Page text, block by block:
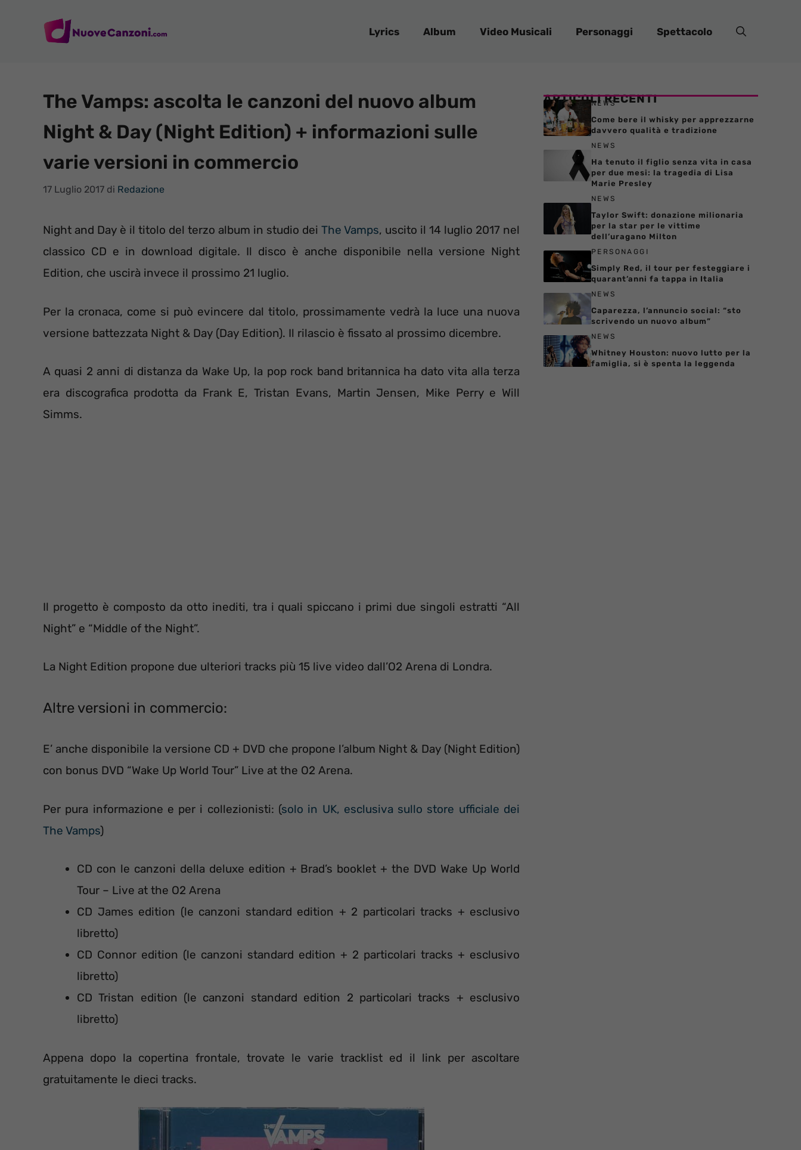
Lyrics Album Video Musicali Personaggi Spettacolo
The Vamps: ascolta le canzoni del nuovo album
Night & Day (Night Edition) + informazioni sulle
varie versioni in commercio
17 Luglio 2017 di Redazione
Night and Day è il titolo del terzo album in studio dei The Vamps, uscito il 14 luglio 2017 nel
classico CD e in download digitale. Il disco è anche disponibile nella versione Night
Edition, che uscirà invece il prossimo 21 luglio.
Per la cronaca, come si può evincere dal titolo, prossimamente vedrà la luce una nuova
versione battezzata Night & Day (Day Edition). Il rilascio è fissato al prossimo dicembre.
A quasi 2 anni di distanza da Wake Up, la pop rock band britannica ha dato vita alla terza
era discografica prodotta da Frank E, Tristan Evans, Martin Jensen, Mike Perry e Will
Simms.
Il progetto è composto da otto inediti, tra i quali spiccano i primi due singoli estratti “All
Night” e “Middle of the Night”.
La Night Edition propone due ulteriori tracks più 15 live video dall’O2 Arena di Londra.
Altre versioni in commercio:
E’ anche disponibile la versione CD + DVD che propone l’album Night & Day (Night Edition)
con bonus DVD “Wake Up World Tour” Live at the O2 Arena.
Per pura informazione e per i collezionisti: (solo in UK, esclusiva sullo store ufficiale dei
The Vamps)
CD con le canzoni della deluxe edition + Brad’s booklet + the DVD Wake Up World
Tour – Live at the O2 Arena
CD James edition (le canzoni standard edition + 2 particolari tracks + esclusivo
libretto)
CD Connor edition (le canzoni standard edition + 2 particolari tracks + esclusivo
libretto)
CD Tristan edition (le canzoni standard edition 2 particolari tracks + esclusivo
libretto)
Appena dopo la copertina frontale, trovate le varie tracklist ed il link per ascoltare
gratuitamente le dieci tracks.
ARTICOLI RECENTI
NEWS
Come bere il whisky per apprezzarne
davvero qualità e tradizione
NEWS
Ha tenuto il figlio senza vita in casa
per due mesi: la tragedia di Lisa
Marie Presley
NEWS
Taylor Swift: donazione milionaria
per la star per le vittime
dell’uragano Milton
PERSONAGGI
Simply Red, il tour per festeggiare i
quarant’anni fa tappa in Italia
NEWS
Caparezza, l’annuncio social: “sto
scrivendo un nuovo album”
NEWS
Whitney Houston: nuovo lutto per la
famiglia, si è spenta la leggenda